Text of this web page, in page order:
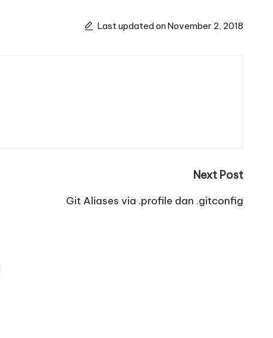
Last updated on November 2, 2018
Next Post
Git Aliases via .profile dan .gitconfig